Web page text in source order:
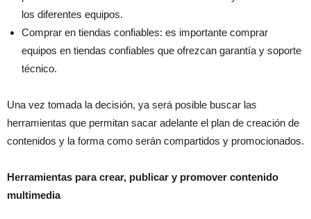
los diferentes equipos.
Comprar en tiendas confiables: es importante comprar
equipos en tiendas confiables que ofrezcan garantía y soporte
técnico.
Una vez tomada la decisión, ya será posible buscar las
herramientas que permitan sacar adelante el plan de creación de
contenidos y la forma como serán compartidos y promocionados.
Herramientas para crear, publicar y promover contenido
multimedia